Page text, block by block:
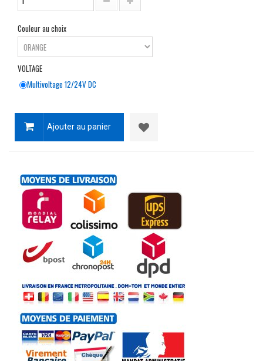
Couleur au choix
VOLTAGE
Multivoltage 12/24V DC
Ajouter au panier